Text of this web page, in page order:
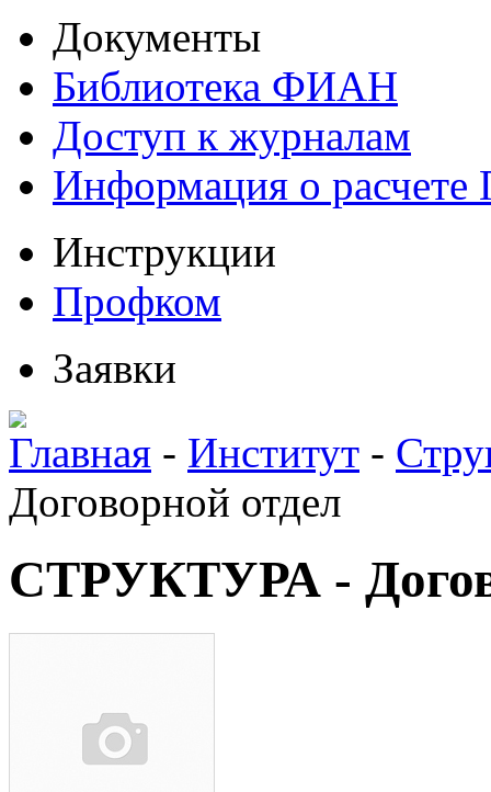
Документы
Библиотека ФИАН
Доступ к журналам
Информация о
Инструкции
Профком
Заявки
Главная - Институт -
Договорной отдел
СТРУКТУРА -